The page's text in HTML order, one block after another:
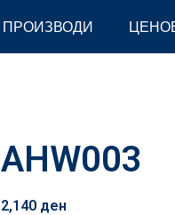
ПРОИЗВОДИ
AHW003
2,140 ден